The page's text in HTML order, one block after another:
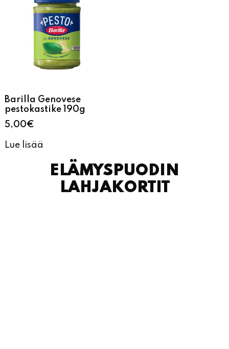
Barilla Genovese
pestokastike 190g
5,00€
Lue lisää
ELÄMYSPUODIN
LAHJAKORTIT